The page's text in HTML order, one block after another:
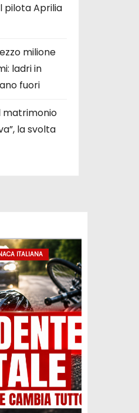
pilota Aprilia
milione
ladri in
fuori
matrimonio
la svolta
ITALIANA